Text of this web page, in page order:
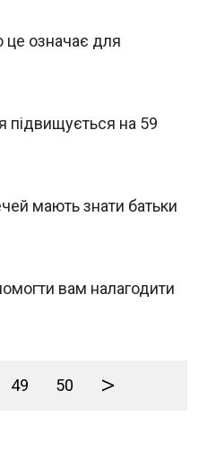
це означає для
підвищується на 59
мають знати батьки
вам налагодити
49 50 >